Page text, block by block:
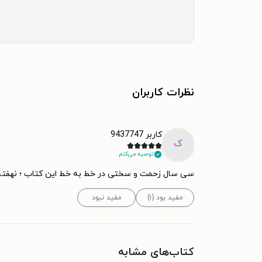
نظرات کاربران
ک
کاربر 9437747
توصیه می‌کنم.
سی سال زحمت و سختی در خط به خط این کتاب ؛
مفید بود (۱) مفید نبود
کتاب‌های مشابه